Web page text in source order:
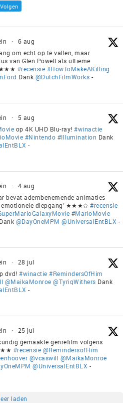
Volgen
·
6 aug
om echt op te vallen, maar
van Glen Powell als ultieme
★★★ #recensie #HowToMakeAKilling
Dank @DutchFilmWorks -
·
5 aug
op 4K UHD Blu-ray! #winactie
#Nintendo #Illumination Dank
-
·
4 aug
bevat adembenemende animaties
emotionele diepgang' ★★★✩ #recensie
#MarioMovie
Dank @DayOneMPM @UniversalEntBLX -
·
28 jul
dvd! #winactie #RemindersOfHim
@MaikaMonroe @TyriqWithers Dank
-
·
25 jul
gemaakte genrefilm volgens
#recensie @RemindersofHim
@vcaswill @MaikaMonroe
@UniversalEntBLX -
laden